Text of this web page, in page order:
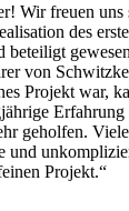
Wir freuen uns
des
beteiligt
von
Projekt war,
geholfen.
Projekt.“